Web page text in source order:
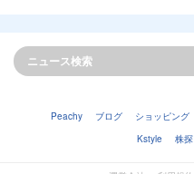
Peachy ブログ ショッピング
Kstyle
株探